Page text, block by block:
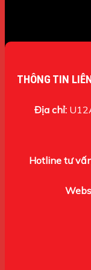
THÔNG TIN
Địa chỉ:
Hotline tư